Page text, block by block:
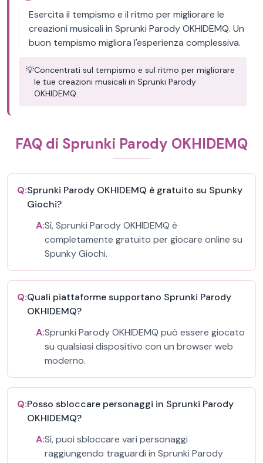
Esercita il tempismo e il ritmo per migliorare le
creazioni musicali in Sprunki Parody OKHIDEMQ. Un
buon tempismo migliora l'esperienza complessiva.
💡Concentrati sul tempismo e sul ritmo per migliorare
le tue creazioni musicali in Sprunki Parody
OKHIDEMQ.
FAQ di Sprunki Parody OKHIDEMQ
Q:Sprunki Parody OKHIDEMQ è gratuito su Spunky
Giochi?
A:Sì, Sprunki Parody OKHIDEMQ è
completamente gratuito per giocare online su
Spunky Giochi.
Q:Quali piattaforme supportano Sprunki Parody
OKHIDEMQ?
A:Sprunki Parody OKHIDEMQ può essere giocato
su qualsiasi dispositivo con un browser web
moderno.
Q:Posso sbloccare personaggi in Sprunki Parody
OKHIDEMQ?
A:Sì, puoi sbloccare vari personaggi
raggiungendo traguardi in Sprunki Parody